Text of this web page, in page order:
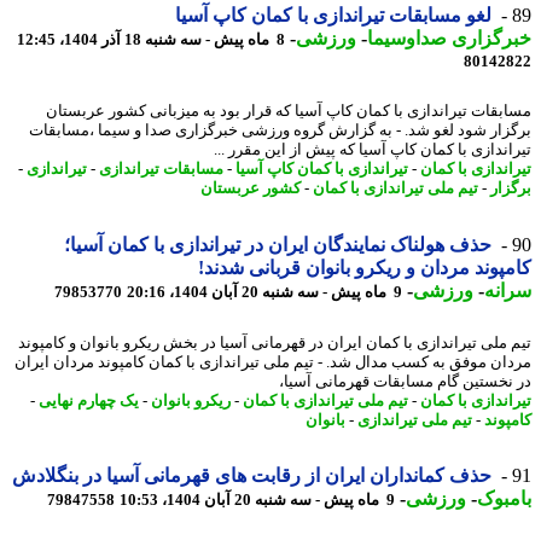
لغو مسابقات تیراندازی با کمان کاپ آسیا
صداوسیما-ورزشی-8 ماه پیش - سه شنبه 18 آذر 1404، 12:45
تیراندازی با کمان کاپ آسیا که قرار بود به میزبانی کشور عربستان
شود لغو شد. - به گزارش گروه ورزشی خبرگزاری صدا و سیما ،مسابقات
با کمان کاپ آسیا که پیش از این مقرر ...
با کمان-تیراندازی با کمان کاپ آسیا -مسابقات تیراندازی- تیراندازی-
- تیم ملی تیراندازی با کمان-کشور عربستان
حذف هولناک نمایندگان ایران در تیراندازی با کمان آسیا؛
مردان و ریکرو بانوان قربانی شدند!
- ورزشی-9 ماه پیش - سه شنبه 20 آبان 1404، 20:16 79853770
ملی تیراندازی با کمان ایران در قهرمانی آسیا در بخش ریکرو بانوان و کامپوند
موفق به کسب مدال شد. - تیم ملی تیراندازی با کمان کامپوند مردان ایران
گام مسابقات قهرمانی آسیا،
با کمان-تیم ملی تیراندازی با کمان-ریکرو بانوان- یک چهارم نهایی-
-تیم ملی تیراندازی- بانوان
حذف کمانداران ایران از رقابت های قهرمانی آسیا در بنگلادش
-ورزشی-9 ماه پیش - سه شنبه 20 آبان 1404، 10:53 79847558